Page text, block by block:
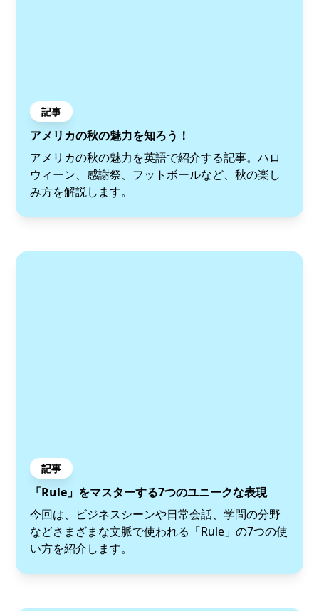
記事
アメリカの秋の魅力を知ろう！
アメリカの秋の魅力を英語で紹介する記事。ハロ
ウィーン、感謝祭、フットボールなど、秋の楽し
み方を解説します。
記事
「Rule」をマスターする7つのユニークな表現
今回は、ビジネスシーンや日常会話、学問の分野
などさまざまな文脈で使われる「Rule」の7つの使
い方を紹介します。